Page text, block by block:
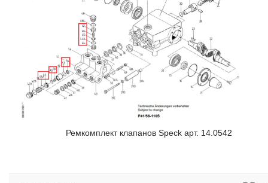
Ремкомплект клапанов Speck арт. 14.0542